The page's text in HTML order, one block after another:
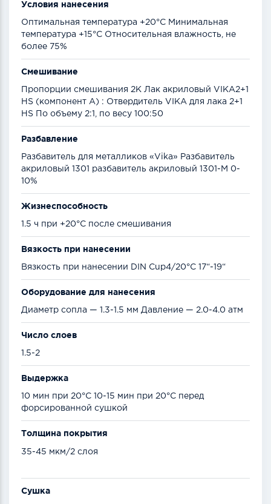
Условия нанесения
Оптимальная температура +20°С Минимальная
температура +15°С Относительная влажность, не
более 75%
Смешивание
Пропорции смешивания 2К Лак акриловый VIKA2+1
HS (компонент А) : Отвердитель VIKA для лака 2+1
HS По объему 2:1, по весу 100:50
Разбавление
Разбавитель для металликов «Vika» Разбавитель
акриловый 1301 разбавитель акриловый 1301-М 0-
10%
Жизнеспособность
1.5 ч при +20°С после смешивания
Вязкость при нанесении
Вязкость при нанесении DIN Cup4/20°C 17“-19“
Оборудование для нанесения
Диаметр сопла — 1.3-1.5 мм Давление — 2.0-4.0 атм
Число слоев
1.5-2
Выдержка
10 мин при 20°С 10-15 мин при 20°С перед
форсированной сушкой
Толщина покрытия
35-45 мкм/2 слоя
Сушка